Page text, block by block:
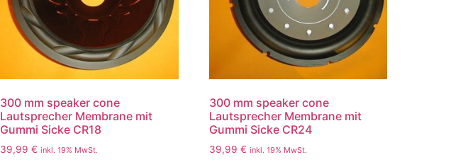
300 mm speaker cone
Lautsprecher Membrane mit
Gummi Sicke CR18
39,99€ inkl. 19% MwSt.
300 mm speaker cone
Lautsprecher Membrane mit
Gummi Sicke CR24
39,99€ inkl. 19% MwSt.